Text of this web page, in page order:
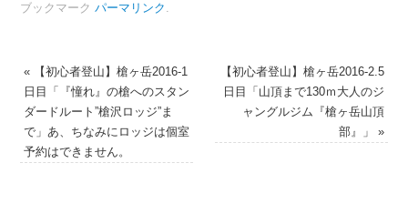
ブックマーク パーマリンク .
«【初心者登山】槍ヶ岳2016-1
日目「『憧れ』の槍へのスタン
ダードルート”槍沢ロッジ”ま
で」あ、ちなみにロッジは個室
予約はできません。
【初心者登山】槍ヶ岳2016-2.5
日目「山頂まで130ｍ大人のジ
ャングルジム『槍ヶ岳山頂
部』」»